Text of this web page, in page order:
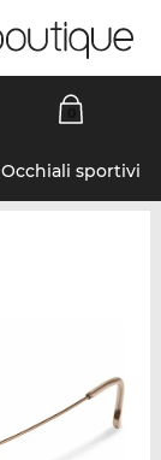
Occhiali sportivi